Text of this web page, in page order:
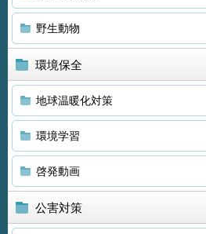
野生動物
環境保全
地球温暖化対策
環境学習
啓発動画
公害対策